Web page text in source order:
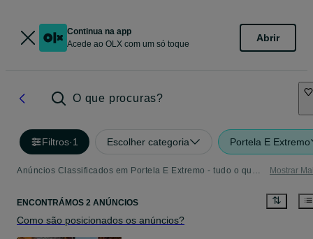
Continua na app
Acede ao OLX com um só toque
Abrir
O que procuras?
Filtros·1 Escolher categoria Portela E Extremo
Anúncios Classificados em Portela E Extremo - tudo o que precisa Mostrar
ENCONTRÁMOS 2 ANÚNCIOS
Como são posicionados os anúncios?